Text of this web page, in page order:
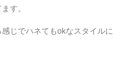
す。
じでハネてもokなスタイルに